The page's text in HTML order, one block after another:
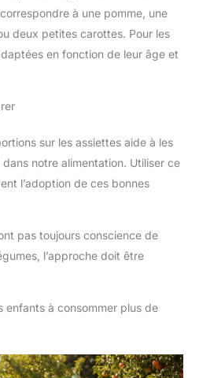
à une pomme, une
deux petites carottes. Pour les
en fonction de leur âge et
sur les assiettes aide à les
notre alimentation. Utiliser ce
l’adoption de ces bonnes
pas toujours conscience de
l’approche doit être
enfants à consommer plus de